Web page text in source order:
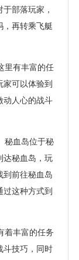
部落玩家，
，再转乘飞艇
里有丰富的任
可以体验到
动人心的战斗
秘血岛位于秘
达秘血岛，玩
到前往秘血岛
这种方式到
着丰富的任务
斗技巧，同时